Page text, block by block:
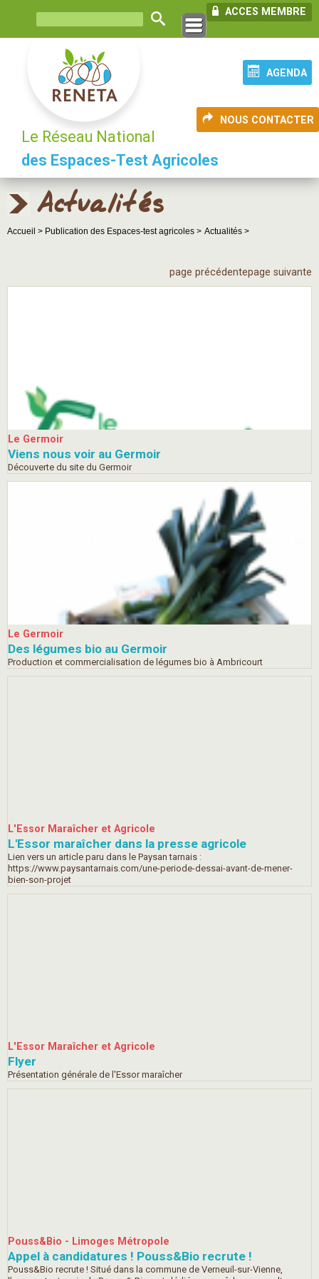
ACCES MEMBRE
AGENDA
NOUS CONTACTER
Le Réseau National
des Espaces-Test Agricoles
Actualités
Accueil > Publication des Espaces-test agricoles > Actualités >
page précédentepage suivante
Le Germoir
Viens nous voir au Germoir
Découverte du site du Germoir
Le Germoir
Des légumes bio au Germoir
Production et commercialisation de légumes bio à Ambricourt
L'Essor Maraîcher et Agricole
L'Essor maraîcher dans la presse agricole
Lien vers un article paru dans le Paysan tarnais :
https://www.paysantarnais.com/une-periode-dessai-avant-de-mener-
bien-son-projet
L'Essor Maraîcher et Agricole
Flyer
Présentation générale de l'Essor maraîcher
Pouss&Bio - Limoges Métropole
Appel à candidatures ! Pouss&Bio recrute !
Pouss&Bio recrute ! Situé dans la commune de Verneuil-sur-Vienne,